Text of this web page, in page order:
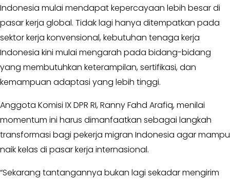
-
SATKAR
ULAMA
-
HWK
Sayap
Golkar
-
AMPG
KPPG
Indonesia mulai mendapat kepercayaan lebih besar di
pasar kerja global. Tidak lagi hanya ditempatkan pada
sektor kerja konvensional, kebutuhan tenaga kerja
Indonesia kini mulai mengarah pada bidang-bidang
yang membutuhkan keterampilan, sertifikasi, dan
kemampuan adaptasi yang lebih tinggi.
Anggota Komisi IX DPR RI, Ranny Fahd Arafiq, menilai
momentum ini harus dimanfaatkan sebagai langkah
transformasi bagi pekerja migran Indonesia agar mampu
naik kelas di pasar kerja internasional.
“Sekarang tantangannya bukan lagi sekadar mengirim